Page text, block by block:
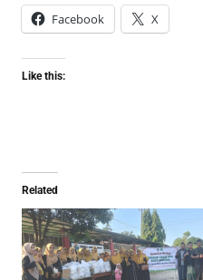
Facebook X
Like this:
Related